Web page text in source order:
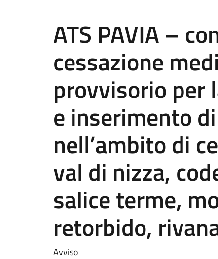
ATS PAVIA –
cessazione
provvisorio per
e inserimento
nell’ambito di
val di nizza,
salice terme,
retorbido,
Avviso